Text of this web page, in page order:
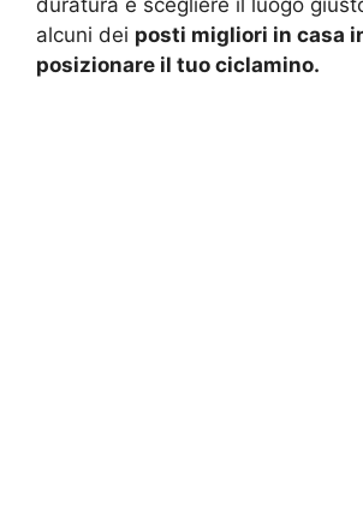
alcuni dei posti migliori in casa
posizionare il tuo ciclamino.